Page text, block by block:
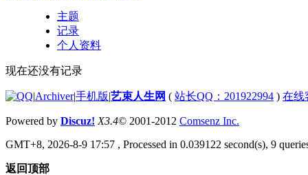
主题
记录
个人资料
现在还没有记录
|Archiver|手机版|艺束人生网 ( 站长QQ：201922994 ) 在线
Powered by Discuz! X3.4© 2001-2012 Comsenz Inc.
GMT+8, 2026-8-9 17:57 , Processed in 0.039122 second(s), 9
返回顶部